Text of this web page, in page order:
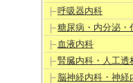
呼吸器内科
糖尿病・内分泌・
血液内科
腎臓内科・人工透
脳神経内科・神経